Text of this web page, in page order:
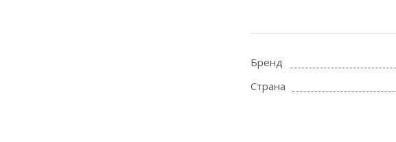
Бренд
Страна